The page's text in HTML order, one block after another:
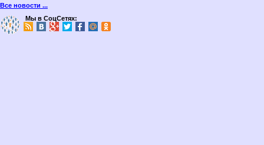
Все новости ...
Мы в СоцСетях: